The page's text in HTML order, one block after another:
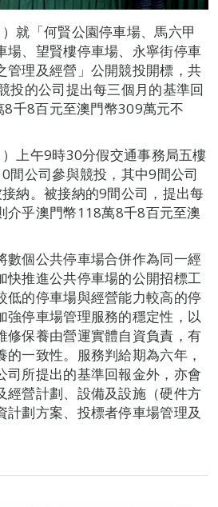
就「何賢公園停車場、馬六甲
場、望賢樓停車場、永寧街停車
管理及經營」公開競投開標，共
投的公司提出每三個月的基準回
千8百元至澳門幣309萬元不
上午9時30分假交通事務局五樓
間公司參與競投，其中9間公司
納。被接納的9間公司，提出每
介乎澳門幣118萬8千8百元至澳
數個公共停車場合併作為同一經
快推進公共停車場的公開招標工
低的停車場與經營能力較高的停
強停車場管理服務的穩定性，以
修保養由營運實體自資負責，有
一致性。服務判給期為六年，
司所提出的基準回報金外，亦會
經營計劃、設備及設施（硬件方
計劃方案、投標者停車場管理及